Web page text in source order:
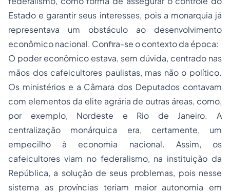
Estado e garantir seus interesses, pois a monarquia já
representava um obstáculo ao desenvolvimento
econômico nacional. Confira-se o contexto da época:
O poder econômico estava, sem dúvida, centrado nas
mãos dos cafeicultores paulistas, mas não o político.
Os ministérios e a Câmara dos Deputados contavam
com elementos da elite agrária de outras áreas, como,
por exemplo, Nordeste e Rio de Janeiro. A
centralização monárquica era, certamente, um
empecilho à economia nacional. Assim, os
cafeicultores viam no federalismo, na instituição da
República, a solução de seus problemas, pois nesse
sistema as províncias teriam maior autonomia em